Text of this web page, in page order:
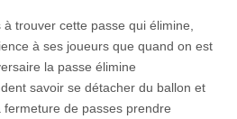
à trouver cette passe qui élimine,
à ses joueurs que quand on est
la passe élimine
savoir se détacher du ballon et
de passes prendre